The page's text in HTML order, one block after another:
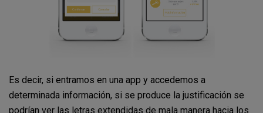
Es decir, si entramos en una app y accedemos a
determinada información, si se produce la justificación se
podrían ver las letras extendidas de mala manera hacia los